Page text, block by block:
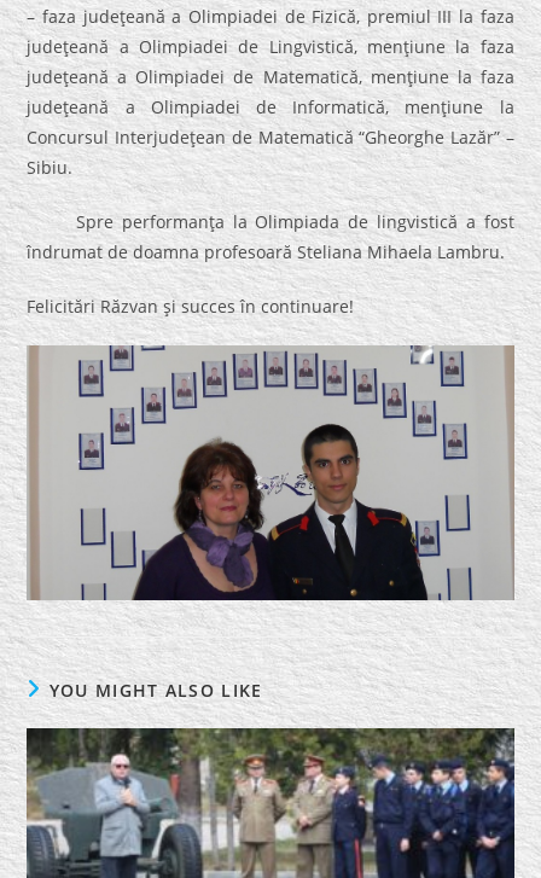
– faza judeţeană a Olimpiadei de Fizică, premiul III la faza
judeţeană a Olimpiadei de Lingvistică, menţiune la faza
judeţeană a Olimpiadei de Matematică, menţiune la faza
judeţeană a Olimpiadei de Informatică, menţiune la
Concursul Interjudeţean de Matematică “Gheorghe Lazăr” –
Sibiu.
Spre performanţa la Olimpiada de lingvistică a fost
îndrumat de doamna profesoară Steliana Mihaela Lambru.
Felicitări Răzvan şi succes în continuare!
YOU MIGHT ALSO LIKE